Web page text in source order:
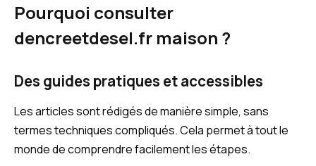
Pourquoi consulter
dencreetdesel.fr maison ?
Des guides pratiques et accessibles
Les articles sont rédigés de manière simple, sans
termes techniques compliqués. Cela permet à tout le
monde de comprendre facilement les étapes.